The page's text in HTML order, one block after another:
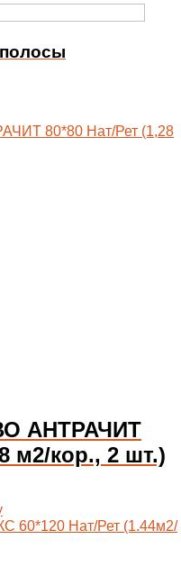
АНТРАЧИТ
м2/кор., 2 шт.)